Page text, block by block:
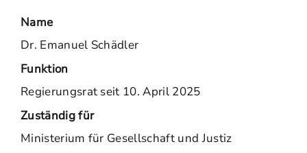
Name
Dr. Emanuel Schädler
Funktion
Regierungsrat seit 10. April 2025
Zuständig für
Ministerium für Gesellschaft und Justiz